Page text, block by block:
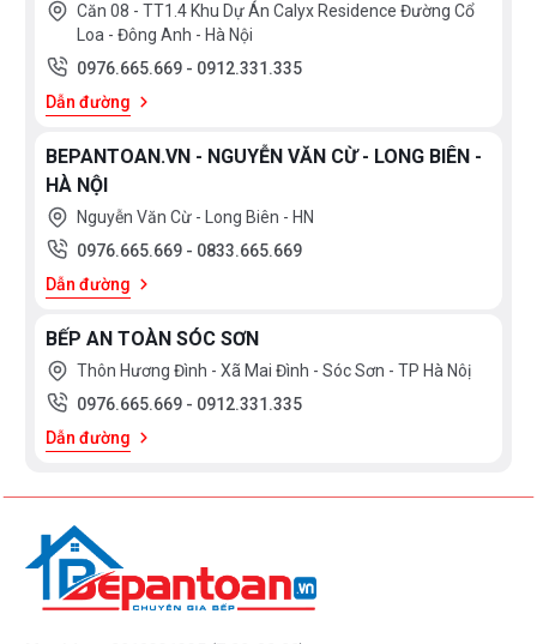
Căn 08 - TT1.4 Khu Dự Án Calyx Residence Đường Cổ
Loa - Đông Anh - Hà Nội
0976.665.669 - 0912.331.335
Dẫn đường
BEPANTOAN.VN - NGUYỄN VĂN CỪ - LONG BIÊN -
HÀ NỘI
Nguyễn Văn Cừ - Long Biên - HN
0976.665.669 - 0833.665.669
Dẫn đường
BẾP AN TOÀN SÓC SƠN
Thôn Hương Đình - Xã Mai Đình - Sóc Sơn - TP Hà Nôị
0976.665.669 - 0912.331.335
Dẫn đường